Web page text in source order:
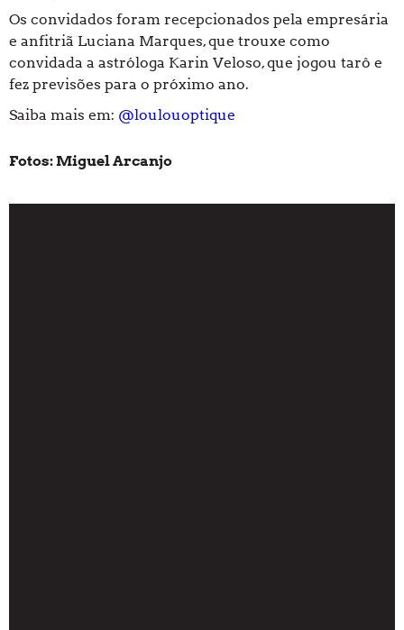
Os convidados foram recepcionados pela empresária
e anfitriã Luciana Marques, que trouxe como
convidada a astróloga Karin Veloso, que jogou tarô e
fez previsões para o próximo ano.
Saiba mais em: @loulouoptique
Fotos: Miguel Arcanjo